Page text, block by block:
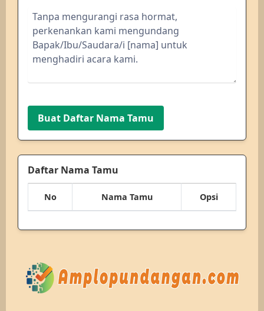
Buat Daftar Nama Tamu
Daftar Nama Tamu
No Nama Tamu Opsi